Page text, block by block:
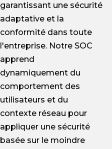
garantissant une sécurité
adaptative et la
conformité dans toute
l'entreprise. Notre SOC
apprend
dynamiquement du
comportement des
utilisateurs et du
contexte réseau pour
appliquer une sécurité
basée sur le moindre